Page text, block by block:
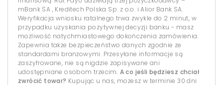
mBank SA , Kreditech Polska Sp. z o.o. i Alior Bank SA.
Weryfikacja wniosku ratalnego trwa zwykle do 2 minut, w
przypadku uzyskania pozytywnej decyzji banku - masz
możliwość natychmiastowego dokończenia zamówienia.
Zapewnia także bezpieczeństwo danych zgodnie ze
standardami branżowymi. Przesyłane informacje są
zaszyfrowane, nie są nigdzie zapisywane ani
udostępniane osobom trzecim. A co jeśli będziesz chciał
zwrócić towar? Kupując u nas, możesz w terminie 30 dni